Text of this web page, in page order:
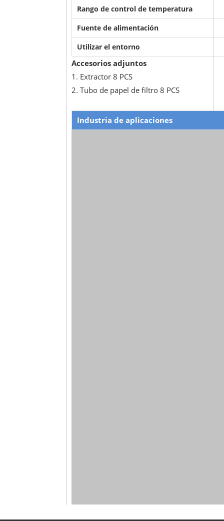
Rango de control de temperatura
Fuente de alimentación
Utilizar el entorno
Accesorios adjuntos
1. Extractor 8 PCS
2. Tubo de papel de filtro 8 PCS
Industria de aplicaciones